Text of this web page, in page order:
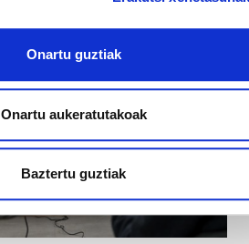
Onartu guztiak
Onartu aukeratutakoak
Baztertu guztiak